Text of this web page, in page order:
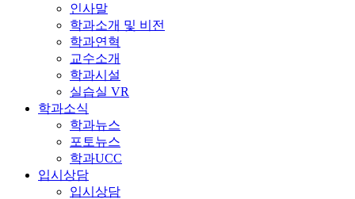
인사말
학과소개 및 비전
학과연혁
교수소개
학과시설
실습실 VR
학과소식
학과뉴스
포토뉴스
학과UCC
입시상담
입시상담